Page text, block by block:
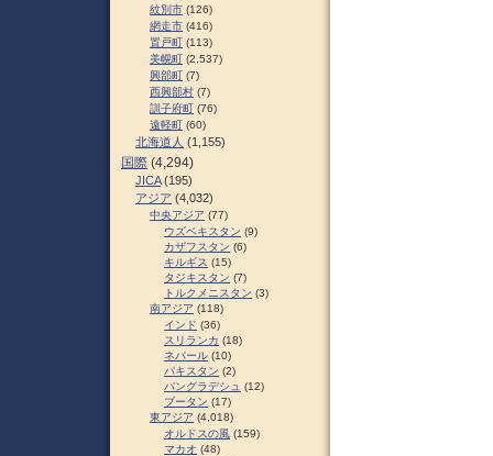
紋別市 (126)
網走市 (416)
置戸町 (113)
美幌町 (2,537)
興部町 (7)
西興部村 (7)
訓子府町 (76)
遠軽町 (60)
北海道人 (1,155)
国際 (4,294)
JICA(195)
アジア (4,032)
中央アジア (77)
ウズベキスタン (9)
カザフスタン (6)
キルギス (15)
タジキスタン (7)
トルクメニスタン (3)
南アジア (118)
インド (36)
スリランカ (18)
ネパール (10)
パキスタン (2)
バングラデシュ (12)
ブータン (17)
東アジア (4,018)
オルドスの風 (159)
マカオ (48)